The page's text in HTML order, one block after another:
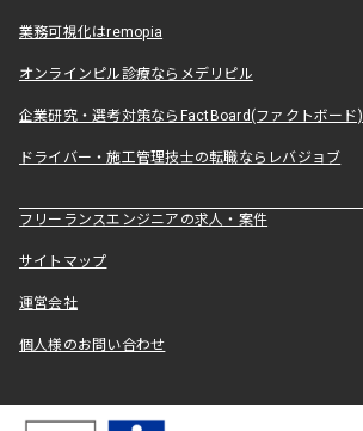
業務可視化はremopia
オンラインピル診療ならメデリピル
企業研究・選考対策ならFactBoard(ファクトボード)
ドライバー・施工管理技士の転職ならレバジョブ
フリーランスエンジニアの求人・案件
サイトマップ
運営会社
個人様のお問い合わせ